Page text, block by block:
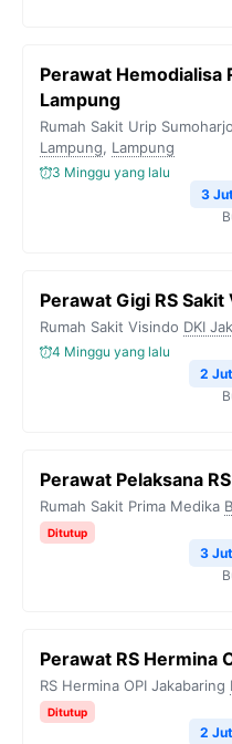
Perawat Hemodialisa
Lampung
Rumah Sakit Urip
Lampung, Lampung
3 Minggu yang lalu
3
Perawat Gigi RS Sakit
Rumah Sakit Visindo DKI
4 Minggu yang lalu
2
Perawat Pelaksana
Rumah Sakit Prima Medika
Ditutup
3
Perawat RS Hermina
RS Hermina OPI Jakabaring
Ditutup
2